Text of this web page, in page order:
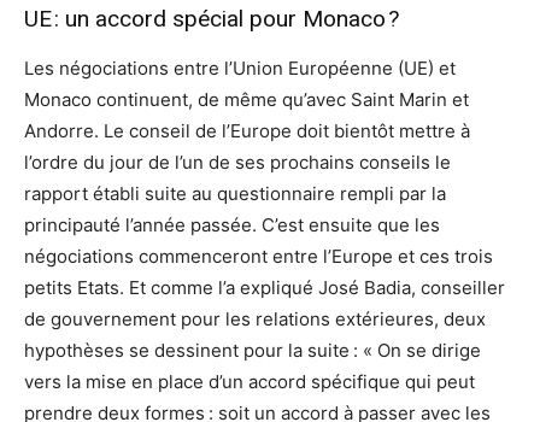
UE : un accord spécial pour Monaco ?
Les négociations entre l’Union Européenne (UE) et
Monaco continuent, de même qu’avec Saint Marin et
Andorre. Le conseil de l’Europe doit bientôt mettre à
l’ordre du jour de l’un de ses prochains conseils le
rapport établi suite au questionnaire rempli par la
principauté l’année passée. C’est ensuite que les
négociations commenceront entre l’Europe et ces trois
petits Etats. Et comme l’a expliqué José Badia, conseiller
de gouvernement pour les relations extérieures, deux
hypothèses se dessinent pour la suite : « On se dirige
vers la mise en place d’un accord spécifique qui peut
prendre deux formes : soit un accord à passer avec les